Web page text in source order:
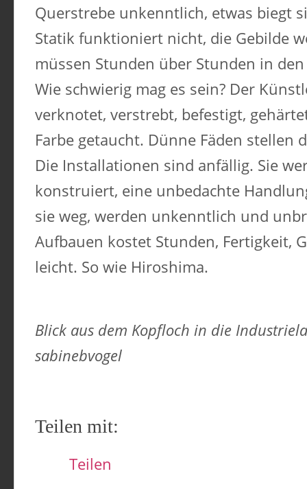
Querstrebe unkenntlich, etwas biegt
Statik funktioniert nicht, die Gebilde
müssen Stunden über Stunden in
Wie schwierig mag es sein? Der
verknotet, verstrebt, befestigt,
Farbe getaucht. Dünne Fäden stellen
Die Installationen sind anfällig. Sie
konstruiert, eine unbedachte
sie weg, werden unkenntlich und
Aufbauen kostet Stunden, Fertigkeit,
leicht. So wie Hiroshima.
Blick aus dem Kopfloch in die
sabinebvogel
Teilen mit:
Teilen